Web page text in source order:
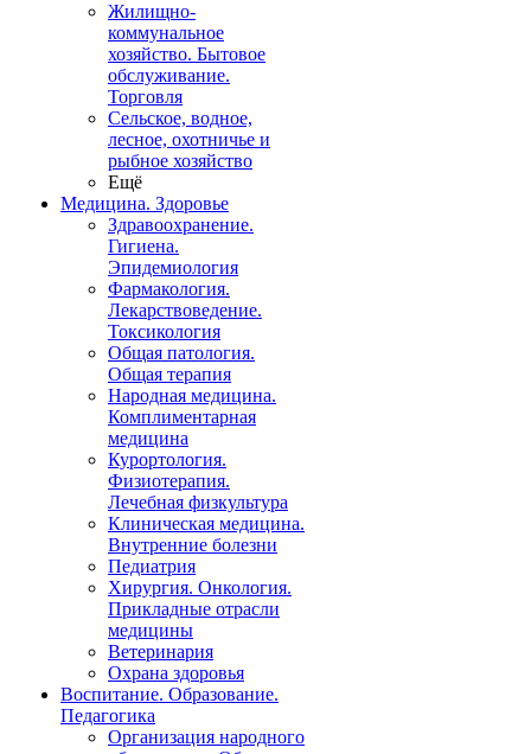
Жилищно-
коммунальное
хозяйство. Бытовое
обслуживание.
Торговля
Сельское, водное,
лесное, охотничье и
рыбное хозяйство
Ещё
Медицина. Здоровье
Здравоохранение.
Гигиена.
Эпидемиология
Фармакология.
Лекарствоведение.
Токсикология
Общая патология.
Общая терапия
Народная медицина.
Комплиментарная
медицина
Курортология.
Физиотерапия.
Лечебная физкультура
Клиническая медицина.
Внутренние болезни
Педиатрия
Хирургия. Онкология.
Прикладные отрасли
медицины
Ветеринария
Охрана здоровья
Воспитание. Образование.
Педагогика
Организация народного